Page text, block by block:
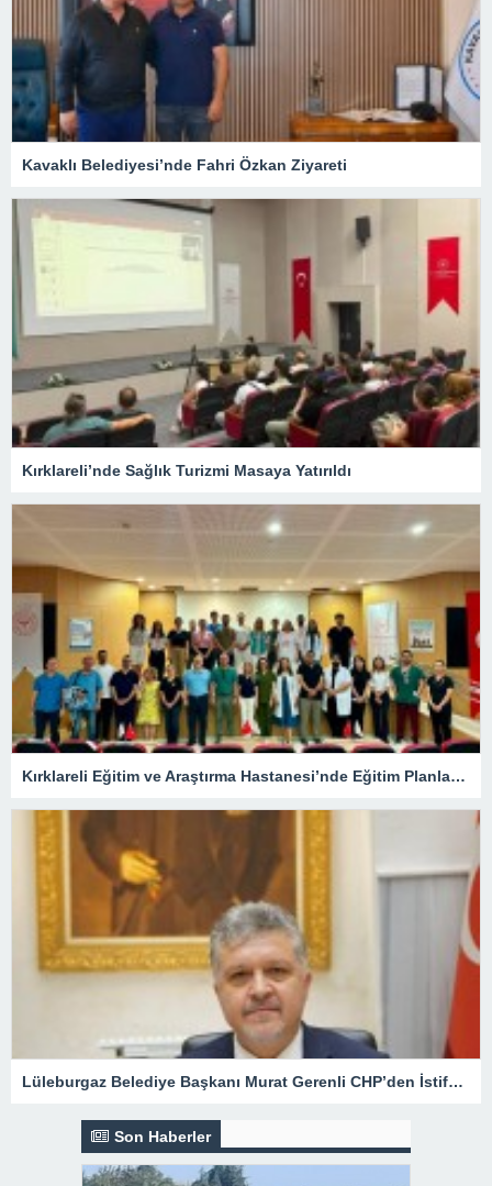
Kavaklı Belediyesi’nde Fahri Özkan Ziyareti
Kırklareli’nde Sağlık Turizmi Masaya Yatırıldı
Kırklareli Eğitim ve Araştırma Hastanesi’nde Eğitim Planlaması Masaya Yatırıldı
Lüleburgaz Belediye Başkanı Murat Gerenli CHP’den İstifa Etti
Son Haberler